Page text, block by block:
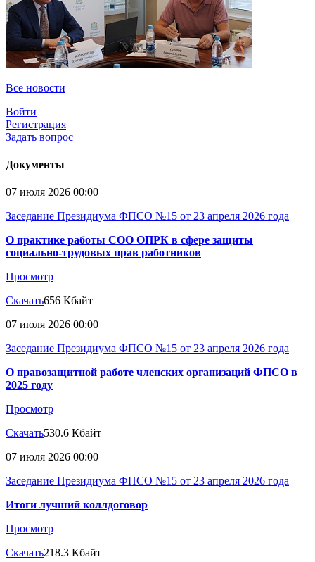
Все новости
Войти
Регистрация
Задать вопрос
Документы
07 июля 2026 00:00
Заседание Президиума ФПСО №15 от 23 апреля 2026 года
О практике работы СОО ОПРК в сфере защиты
социально-трудовых прав работников
Просмотр
Скачать656 Кбайт
07 июля 2026 00:00
Заседание Президиума ФПСО №15 от 23 апреля 2026 года
О правозащитной работе членских организаций ФПСО в
2025 году
Просмотр
Скачать530.6 Кбайт
07 июля 2026 00:00
Заседание Президиума ФПСО №15 от 23 апреля 2026 года
Итоги лучший коллдоговор
Просмотр
Скачать218.3 Кбайт